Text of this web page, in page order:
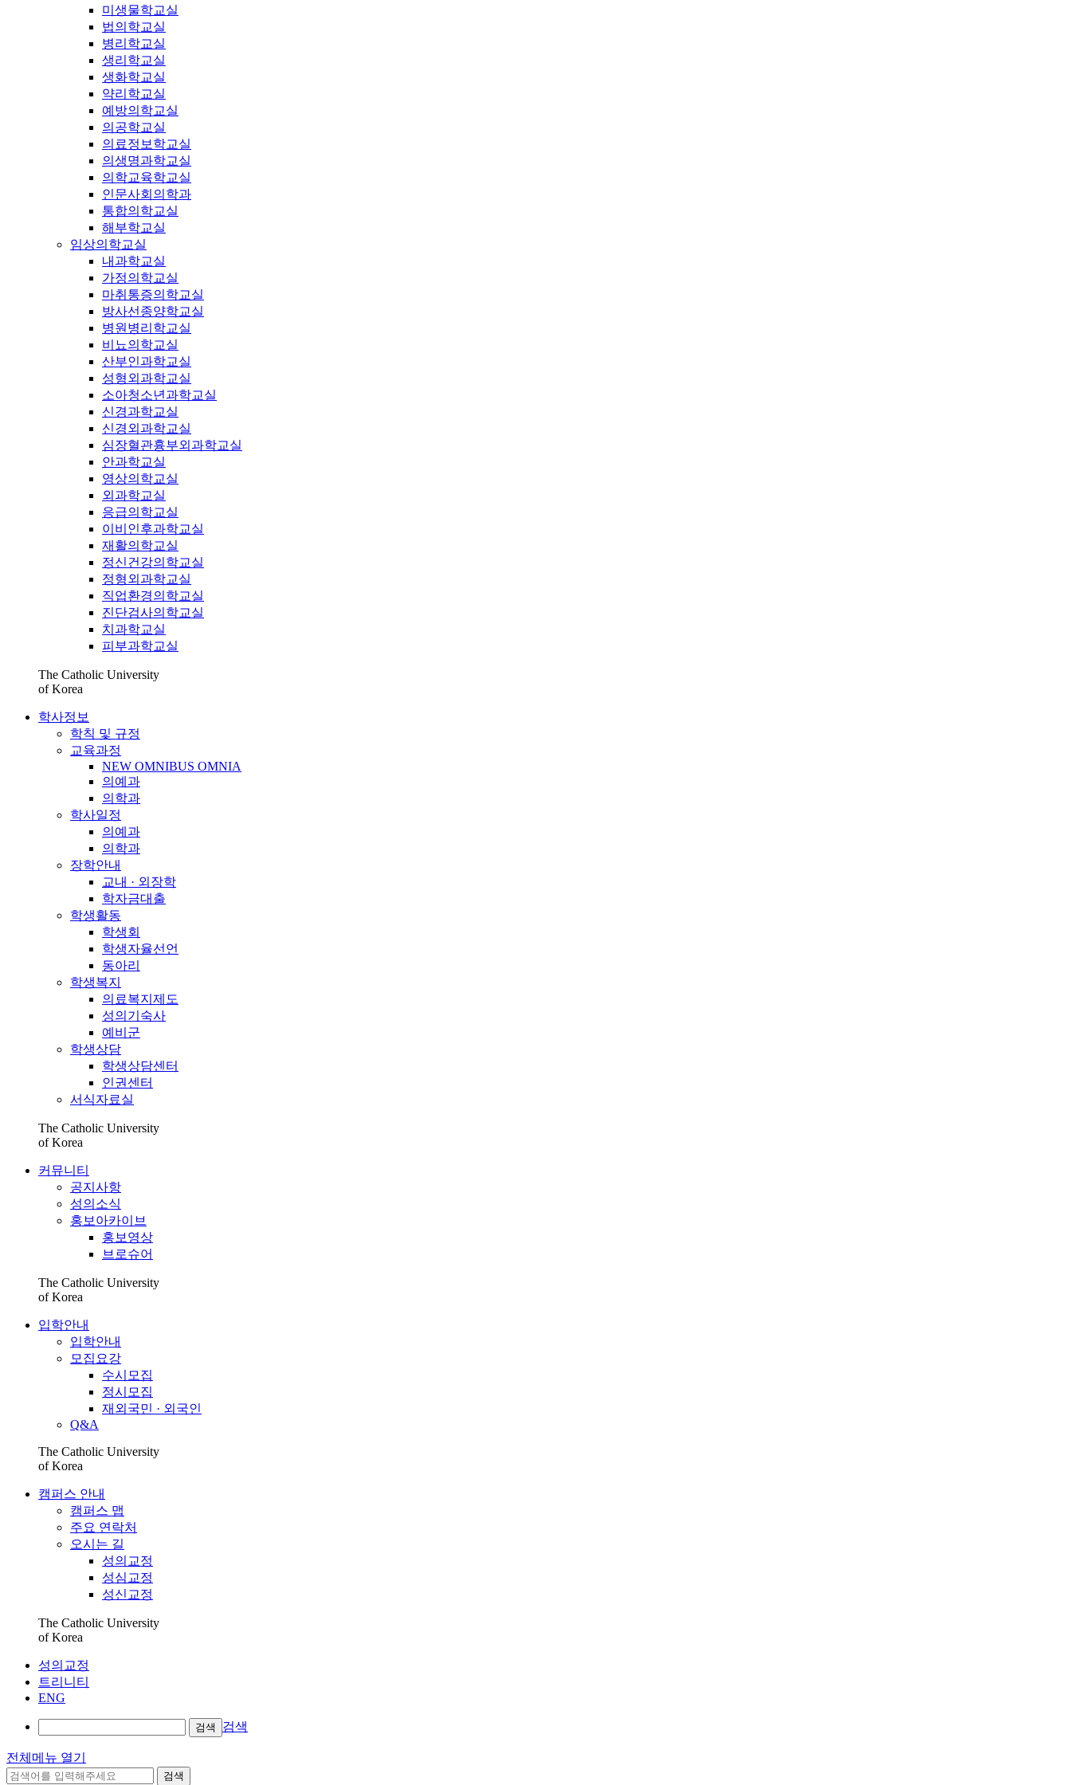
미생물학교실
법의학교실
병리학교실
생리학교실
생화학교실
약리학교실
예방의학교실
의공학교실
의료정보학교실
의생명과학교실
의학교육학교실
인문사회의학과
통합의학교실
해부학교실
임상의학교실
내과학교실
가정의학교실
마취통증의학교실
방사선종양학교실
병원병리학교실
비뇨의학교실
산부인과학교실
성형외과학교실
소아청소년과학교실
신경과학교실
신경외과학교실
심장혈관흉부외과학교실
안과학교실
영상의학교실
외과학교실
응급의학교실
이비인후과학교실
재활의학교실
정신건강의학교실
정형외과학교실
직업환경의학교실
진단검사의학교실
치과학교실
피부과학교실
The Catholic University
of Korea
학사정보
학칙 및 규정
교육과정
NEW OMNIBUS OMNIA
의예과
의학과
학사일정
의예과
의학과
장학안내
교내 · 외장학
학자금대출
학생활동
학생회
학생자율선언
동아리
학생복지
의료복지제도
성의기숙사
예비군
학생상담
학생상담센터
인권센터
서식자료실
The Catholic University
of Korea
커뮤니티
공지사항
성의소식
홍보아카이브
홍보영상
브로슈어
The Catholic University
of Korea
입학안내
입학안내
모집요강
수시모집
정시모집
재외국민 · 외국인
Q&A
The Catholic University
of Korea
캠퍼스 안내
캠퍼스 맵
주요 연락처
오시는 길
성의교정
성심교정
성신교정
The Catholic University
of Korea
성의교정
트리니티
ENG
검색 검색
전체메뉴 열기
검색